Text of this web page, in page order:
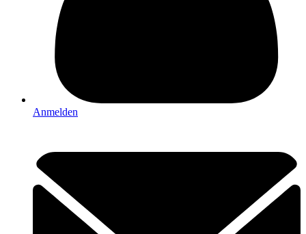
Anmelden